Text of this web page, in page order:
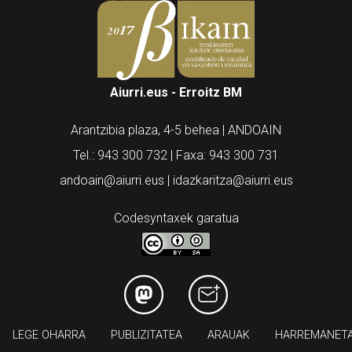
Aiurri.eus - Erroitz BM
Arantzibia plaza, 4-5 behea | ANDOAIN
Tel.: 943 300 732 | Faxa: 943 300 731
andoain@aiurri.eus | idazkaritza@aiurri.eus
Codesyntaxek garatua
LEGE OHARRA PUBLIZITATEA ARAUAK